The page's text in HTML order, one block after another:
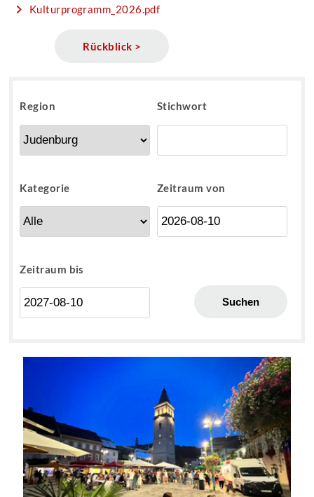
Kulturprogramm_2026.pdf
Rückblick >
Region Stichwort
Kategorie Zeitraum von
Zeitraum bis